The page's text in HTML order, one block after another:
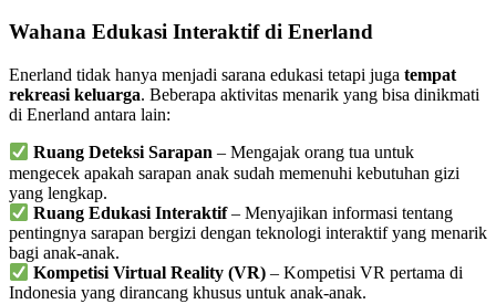
Wahana Edukasi Interaktif di Enerland
Enerland tidak hanya menjadi sarana edukasi tetapi juga tempat
rekreasi keluarga. Beberapa aktivitas menarik yang bisa dinikmati
di Enerland antara lain:
Ruang Deteksi Sarapan – Mengajak orang tua untuk
mengecek apakah sarapan anak sudah memenuhi kebutuhan gizi
yang lengkap.
Ruang Edukasi Interaktif– Menyajikan informasi tentang
pentingnya sarapan bergizi dengan teknologi interaktif yang menarik
bagi anak-anak.
Kompetisi Virtual Reality (VR) – Kompetisi VR pertama di
Indonesia yang dirancang khusus untuk anak-anak.